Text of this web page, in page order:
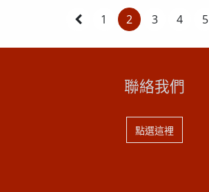
讓茶除了喝之外還有不一樣的變化，也
自己家鄉產的茶，於是，在懷著期待又
1 2 3 4 5
聯絡我們
點選這裡